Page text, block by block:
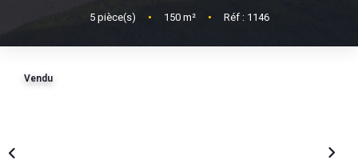
5pièce(s) • 150m² • Réf : 1146
Vendu